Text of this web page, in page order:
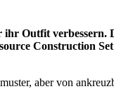
Outfit verbessern.
Construction Set
aber von